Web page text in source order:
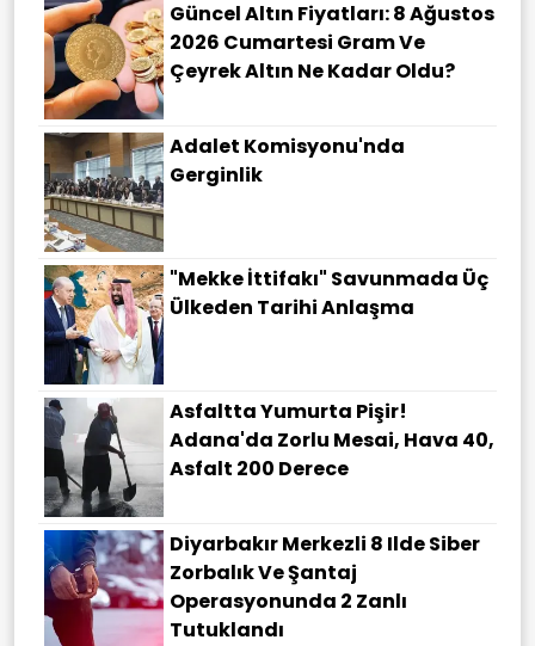
Güncel Altın Fiyatları: 8 Ağustos
2026 Cumartesi Gram Ve
Çeyrek Altın Ne Kadar Oldu?
Adalet Komisyonu'nda
Gerginlik
"Mekke İttifakı" Savunmada Üç
Ülkeden Tarihi Anlaşma
Asfaltta Yumurta Pişir!
Adana'da Zorlu Mesai, Hava 40,
Asfalt 200 Derece
Diyarbakır Merkezli 8 Ilde Siber
Zorbalık Ve Şantaj
Operasyonunda 2 Zanlı
Tutuklandı